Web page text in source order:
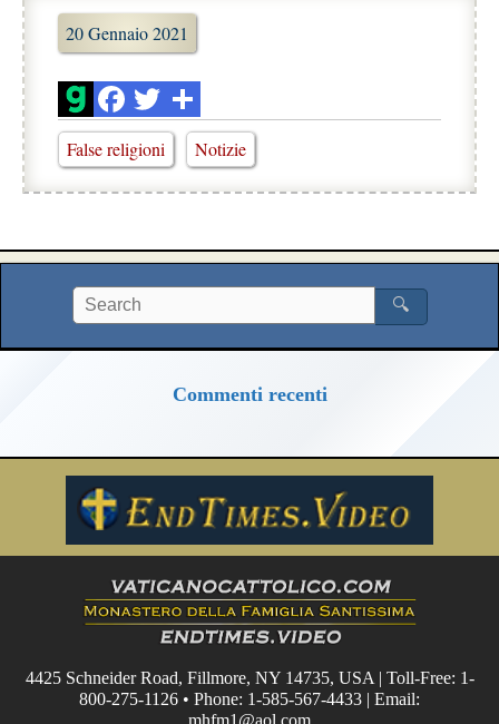
20 Gennaio 2021
False religioni Notizie
🔍
Commenti recenti
4425 Schneider Road, Fillmore, NY 14735, USA | Toll-Free: 1-
800-275-1126 • Phone: 1-585-567-4433 | Email:
mhfm1@aol.com